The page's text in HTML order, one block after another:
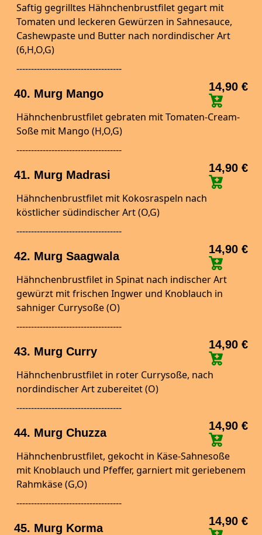
Saftig gegrilltes Hähnchenbrustfilet gegart mit
Tomaten und leckeren Gewürzen in Sahnesauce,
Cashewpaste und Butter nach nordindischer Art
(6,H,O,G)
------------------------------------
40. Murg Mango
14,90 €
Hähnchenbrustfilet gebraten mit Tomaten-Cream-
Soße mit Mango (H,O,G)
------------------------------------
41. Murg Madrasi
14,90 €
Hähnchenbrustfilet mit Kokosraspeln nach
köstlicher südindischer Art (O,G)
------------------------------------
42. Murg Saagwala
14,90 €
Hähnchenbrustfilet in Spinat nach indischer Art
gewürzt mit frischen Ingwer und Knoblauch in
sahniger Currysoße (O)
------------------------------------
43. Murg Curry
14,90 €
Hähnchenbrustfilet in roter Currysoße, nach
nordindischer Art zubereitet (O)
------------------------------------
44. Murg Chuzza
14,90 €
Hähnchenbrustfilet, gekocht in Käse-Sahnesoße
mit Knoblauch und Pfeffer, garniert mit geriebenem
Rahmkäse (G,O)
------------------------------------
45. Murg Korma
14,90 €